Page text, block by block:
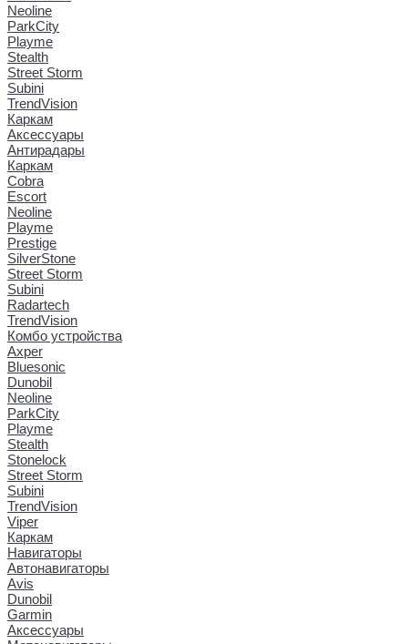
Neoline
ParkCity
Playme
Stealth
Street Storm
Subini
TrendVision
Каркам
Аксессуары
Антирадары
Каркам
Cobra
Escort
Neoline
Playme
Prestige
SilverStone
Street Storm
Subini
Radartech
TrendVision
Комбо устройства
Axper
Bluesonic
Dunobil
Neoline
ParkCity
Playme
Stealth
Stonelock
Street Storm
Subini
TrendVision
Viper
Каркам
Навигаторы
Автонавигаторы
Avis
Dunobil
Garmin
Аксессуары